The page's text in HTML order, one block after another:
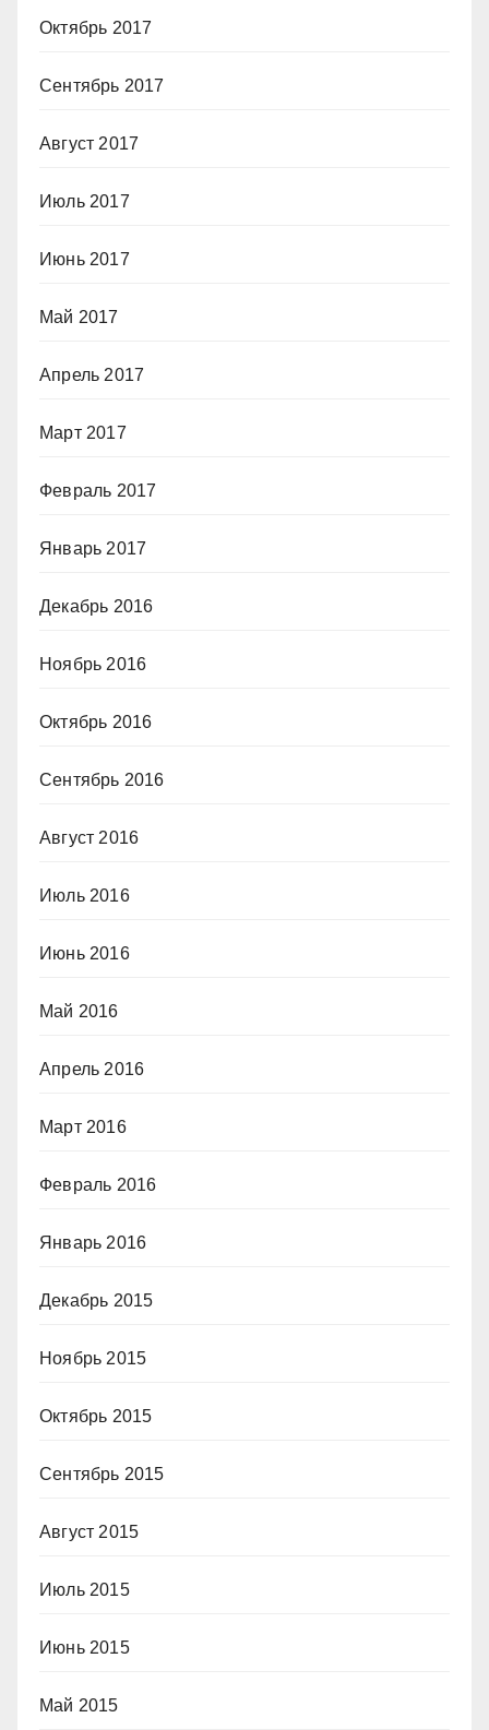
Октябрь 2017
Сентябрь 2017
Август 2017
Июль 2017
Июнь 2017
Май 2017
Апрель 2017
Март 2017
Февраль 2017
Январь 2017
Декабрь 2016
Ноябрь 2016
Октябрь 2016
Сентябрь 2016
Август 2016
Июль 2016
Июнь 2016
Май 2016
Апрель 2016
Март 2016
Февраль 2016
Январь 2016
Декабрь 2015
Ноябрь 2015
Октябрь 2015
Сентябрь 2015
Август 2015
Июль 2015
Июнь 2015
Май 2015